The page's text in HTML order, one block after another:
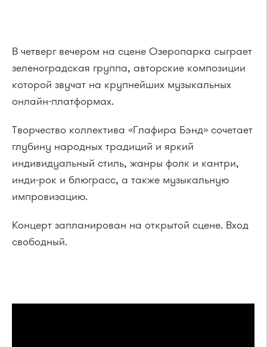
В четверг вечером на сцене Озеропарка сыграет
зеленоградская группа, авторские композиции
которой звучат на крупнейших музыкальных
онлайн-платформах.
Творчество коллектива «Глафира Бэнд» сочетает
глубину народных традиций и яркий
индивидуальный стиль, жанры фолк и кантри,
инди-рок и блюграсс, а также музыкальную
импровизацию.
Концерт запланирован на открытой сцене. Вход
свободный.